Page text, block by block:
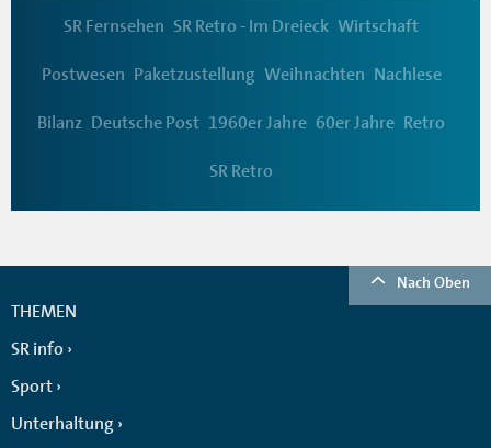
SR Fernsehen SR Retro - Im Dreieck Wirtschaft
Postwesen Paketzustellung Weihnachten Nachlese
Bilanz Deutsche Post 1960er Jahre 60er Jahre Retro
SR Retro
Nach Oben
THEMEN
SR info
Sport
Unterhaltung